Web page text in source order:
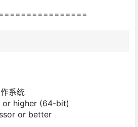
系统
or higher (64-bit)
or better